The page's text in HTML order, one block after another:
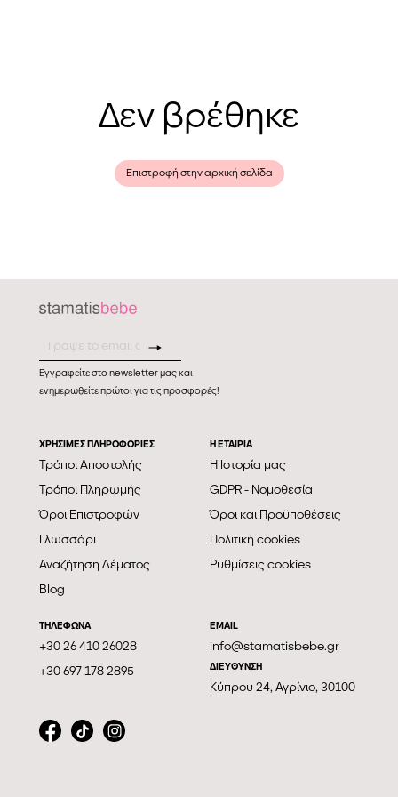
Δεν βρέθηκε
Επιστροφή στην αρχική σελίδα
Εγγραφείτε στο newsletter μας και
ενημερωθείτε πρώτοι για τις προσφορές!
ΧΡΗΣΙΜΕΣ ΠΛΗΡΟΦΟΡΙΕΣ
Τρόποι Αποστολής
Τρόποι Πληρωμής
Όροι Επιστροφών
Γλωσσάρι
Αναζήτηση Δέματος
Blog
Η ΕΤΑΙΡΊΑ
Η Ιστορία μας
GDPR - Νομοθεσία
Όροι και Προϋποθέσεις
Πολιτική cookies
Ρυθμίσεις cookies
ΤΗΛΕΦΩΝΑ
+30 26 410 26028
+30 697 178 2895
EMAIL
info@stamatisbebe.gr
ΔΙΕΥΘΥΝΣΗ
Κύπρου 24, Αγρίνιο, 30100